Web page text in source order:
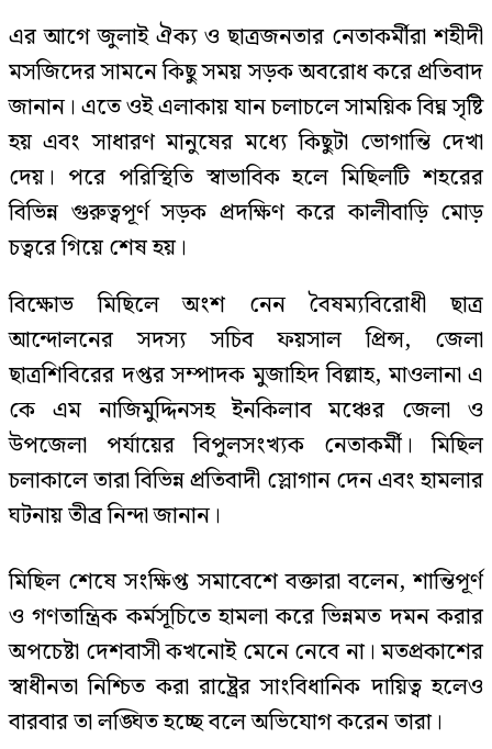
এর আগে জুলাই ঐক্য ও ছাত্রজনতার নেতাকর্মীরা শহীদী
মসজিদের সামনে কিছু সময় সড়ক অবরোধ করে প্রতিবাদ
জানান। এতে ওই এলাকায় যান চলাচলে সাময়িক বিঘ্ন সৃষ্টি
হয় এবং সাধারণ মানুষের মধ্যে কিছুটা ভোগান্তি দেখা
দেয়। পরে পরিস্থিতি স্বাভাবিক হলে মিছিলটি শহরের
বিভিন্ন গুরুত্বপূর্ণ সড়ক প্রদক্ষিণ করে কালীবাড়ি মোড়
চত্বরে গিয়ে শেষ হয়।
বিক্ষোভ মিছিলে অংশ নেন বৈষম্যবিরোধী ছাত্র
আন্দোলনের সদস্য সচিব ফয়সাল প্রিন্স, জেলা
ছাত্রশিবিরের দপ্তর সম্পাদক মুজাহিদ বিল্লাহ, মাওলানা এ
কে এম নাজিমুদ্দিনসহ ইনকিলাব মঞ্চের জেলা ও
উপজেলা পর্যায়ের বিপুলসংখ্যক নেতাকর্মী। মিছিল
চলাকালে তারা বিভিন্ন প্রতিবাদী স্লোগান দেন এবং হামলার
ঘটনায় তীব্র নিন্দা জানান।
মিছিল শেষে সংক্ষিপ্ত সমাবেশে বক্তারা বলেন, শান্তিপূর্ণ
ও গণতান্ত্রিক কর্মসূচিতে হামলা করে ভিন্নমত দমন করার
অপচেষ্টা দেশবাসী কখনোই মেনে নেবে না। মতপ্রকাশের
স্বাধীনতা নিশ্চিত করা রাষ্ট্রের সাংবিধানিক দায়িত্ব হলেও
বারবার তা লঙ্ঘিত হচ্ছে বলে অভিযোগ করেন তারা।